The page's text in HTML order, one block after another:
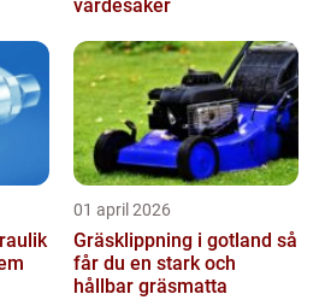
värdesaker
01 april 2026
Gräsklippning i gotland så
får du en stark och
hållbar gräsmatta